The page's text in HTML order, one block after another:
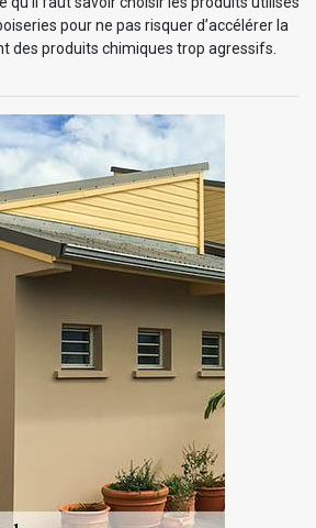
pour ne pas risquer d’accélérer la
des produits chimiques trop agressifs.